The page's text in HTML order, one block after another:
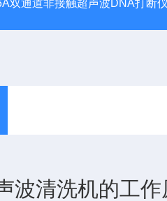
双通道非接触超声波DNA打断
波清洗机的工